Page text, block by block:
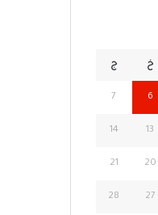
خ ج
6
7
13
14
20
21
27
28